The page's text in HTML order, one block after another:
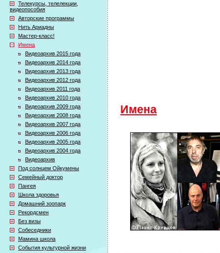
Телекурсы, телелекции,
видеопособия
Авторские программы
Нить Ариадны
Мастер-класс!
Имена
Видеоархив 2015 года
Видеоархив 2014 года
Видеоархив 2013 года
Видеоархив 2012 года
Видеоархив 2011 года
Видеоархив 2010 года
Видеоархив 2009 года
Видеоархив 2008 года
Видеоархив 2007 года
Видеоархив 2006 года
Видеоархив 2005 года
Видеоархив 2004 года
Видеоархив
Под солнцем Ойкумены
Семейный доктор
Пангея
Школа здоровья
Домашний зоопарк
Рекордсмен
Без визы
Собеседники
Мамина школа
События культурной жизни
Имена